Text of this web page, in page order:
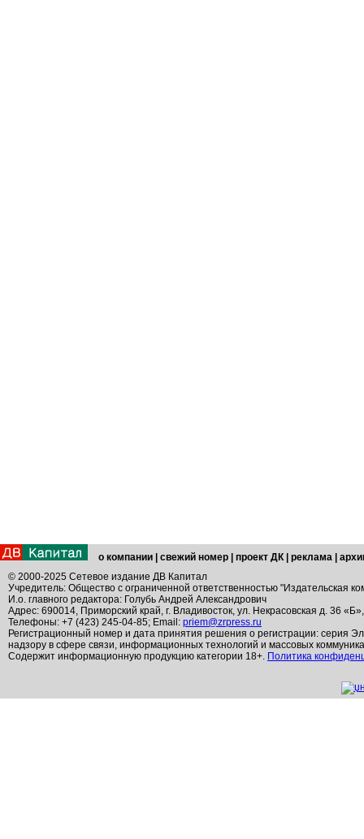
о компании свежий номер проект ДК реклама
© 2000-2025 Сетевое издание ДВ Капитал
Учредитель: Общество с ограниченной ответственностью "Издательская
И.о. главного редактора: Голубь Андрей Александрович
Адрес: 690014, Приморский край, г. Владивосток, ул. Некрасовская д. 36
Телефоны: +7 (423) 245-04-85; Email: priem@zrpress.ru
Регистрационный номер и дата принятия решения о регистрации: серия
надзору в сфере связи, информационных технологий и массовых
Содержит информационную продукцию категории 18+. Политика